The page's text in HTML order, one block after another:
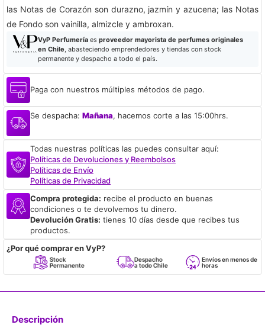
las Notas de Corazón son durazno, jazmín y azucena; las Notas
de Fondo son vainilla, almizcle y ambroxan.
VyP Perfumeríaes proveedor mayorista de perfumes originales
en Chile, abasteciendo emprendedores y tiendas con stock
permanente y despacho a todo el país.
Paga con nuestros múltiples métodos de pago.
Se despacha: Mañana, hacemos corte a las 15:00hrs.
Todas nuestras políticas las puedes consultar aquí:
Políticas de Devoluciones y Reembolsos
Políticas de Envío
Políticas de Privacidad
Compra protegida: recibe el producto en buenas
condiciones o te devolvemos tu dinero.
Devolución Gratis: tienes 10 días desde que recibes tus
productos.
¿Por qué comprar en VyP?
Stock
Permanente
Despacho
a todo Chile
Envíos en menos de 24
horas
Descripción